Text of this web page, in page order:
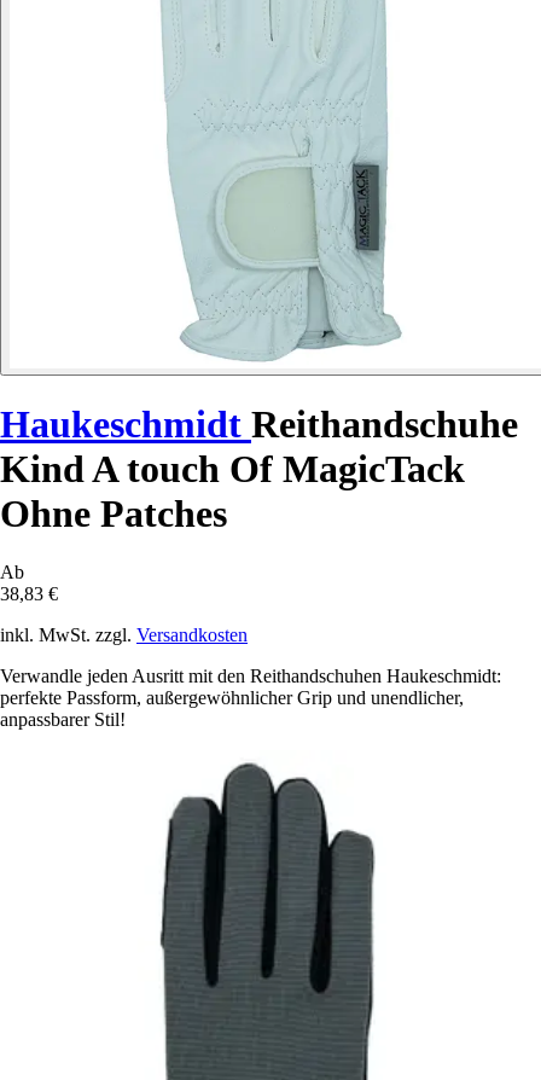
Haukeschmidt Reithandschuhe
Kind A touch Of MagicTack
Ohne Patches
Ab
38,83 €
inkl. MwSt. zzgl. Versandkosten
Verwandle jeden Ausritt mit den Reithandschuhen Haukeschmidt:
perfekte Passform, außergewöhnlicher Grip und unendlicher,
anpassbarer Stil!